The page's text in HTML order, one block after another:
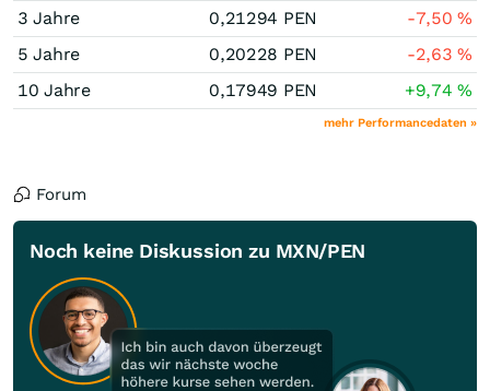
3 Jahre 0,21294 PEN -7,50%
5 Jahre
0,20228 PEN -2,63%
10 Jahre
0,17949 PEN +9,74%
mehr Performancedaten »
Forum
Noch keine Diskussion zu MXN/PEN